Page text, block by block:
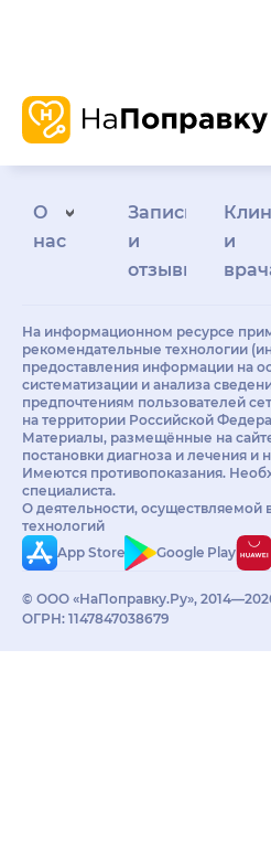
О
нас
Запись
и
отзывы
и
На информационном ресурсе
рекомендательные технологии
предоставления информации на
систематизации и анализа
предпочтениям пользователей
на территории Российской
Материалы, размещённые на
постановки диагноза и лечения и
Имеются противопоказания.
специалиста.
О деятельности,
технологий
App Store
Google Play
© ООО «НаПоправку.Ру»,
ОГРН: 1147847038679